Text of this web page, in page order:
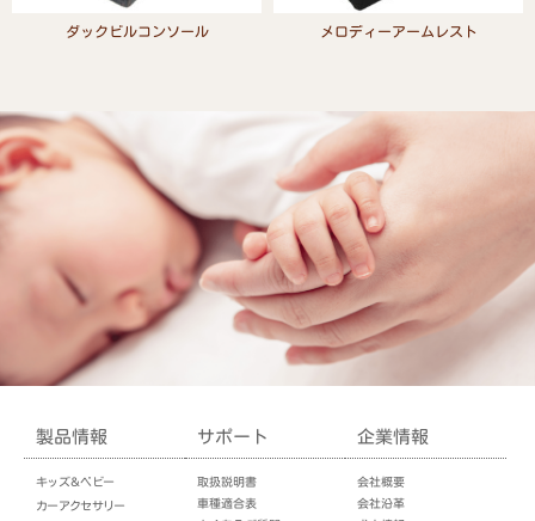
ダックビルコンソール メロディーアームレスト
製品情報
キッズ＆ベビー
カーアクセサリー
サポート
取扱説明書
車種適合表
企業情報
会社概要
会社沿革